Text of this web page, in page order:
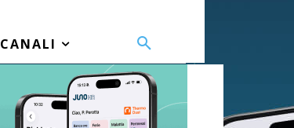
CANALI